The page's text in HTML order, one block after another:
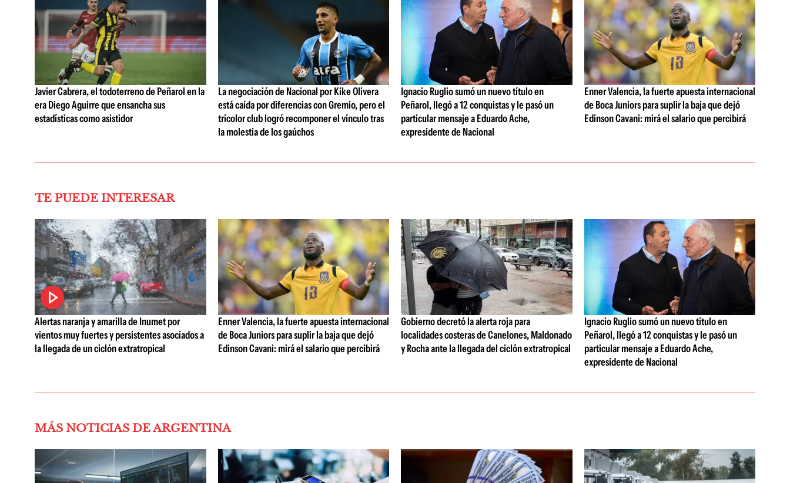
Javier Cabrera, el todoterreno de Peñarol en la
era Diego Aguirre que ensancha sus
estadísticas como asistidor
La negociación de Nacional por Kike Olivera
está caída por diferencias con Gremio, pero el
tricolor club logró recomponer el vínculo tras
la molestia de los gaúchos
Ignacio Ruglio sumó un nuevo título en
Peñarol, llegó a 12 conquistas y le pasó un
particular mensaje a Eduardo Ache,
expresidente de Nacional
Enner Valencia, la fuerte apuesta internacional
de Boca Juniors para suplir la baja que dejó
Edinson Cavani: mirá el salario que percibirá
TE PUEDE INTERESAR
Alertas naranja y amarilla de Inumet por
vientos muy fuertes y persistentes asociados a
la llegada de un ciclón extratropical
Enner Valencia, la fuerte apuesta internacional
de Boca Juniors para suplir la baja que dejó
Edinson Cavani: mirá el salario que percibirá
Gobierno decretó la alerta roja para
localidades costeras de Canelones, Maldonado
y Rocha ante la llegada del ciclón extratropical
Ignacio Ruglio sumó un nuevo título en
Peñarol, llegó a 12 conquistas y le pasó un
particular mensaje a Eduardo Ache,
expresidente de Nacional
MÁS NOTICIAS DE ARGENTINA